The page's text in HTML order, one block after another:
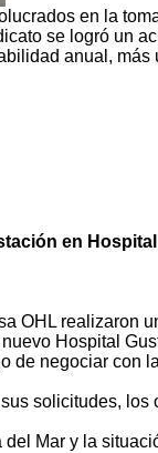
en la
se logró un
anual, más
en
OHL realizaron
Hospital
de negociar con
solicitudes,
Mar y la